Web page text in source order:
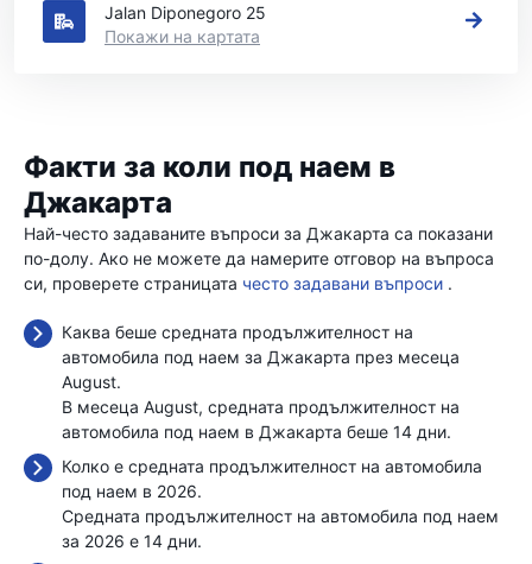
Jalan Diponegoro 25
Покажи на картата
Факти за коли под наем в
Джакарта
Най-често задаваните въпроси за Джакарта са показани
по-долу. Ако не можете да намерите отговор на въпроса
си, проверете страницата често задавани въпроси .
Каква беше средната продължителност на
автомобила под наем за Джакарта през месеца
August.
В месеца August, средната продължителност на
автомобила под наем в Джакарта беше 14 дни.
Колко е средната продължителност на автомобила
под наем в 2026.
Средната продължителност на автомобила под наем
за 2026 е 14 дни.